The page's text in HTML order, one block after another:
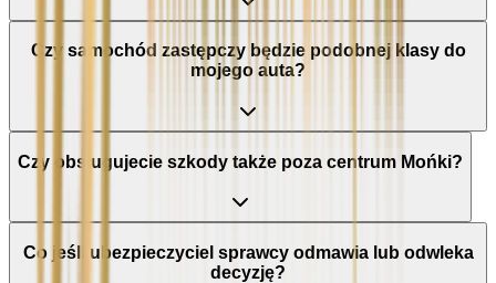
Czy samochód zastępczy będzie podobnej klasy do
mojego auta?
Czy obsługujecie szkody także poza centrum Mońki?
Co jeśli ubezpieczyciel sprawcy odmawia lub odwleka
decyzję?